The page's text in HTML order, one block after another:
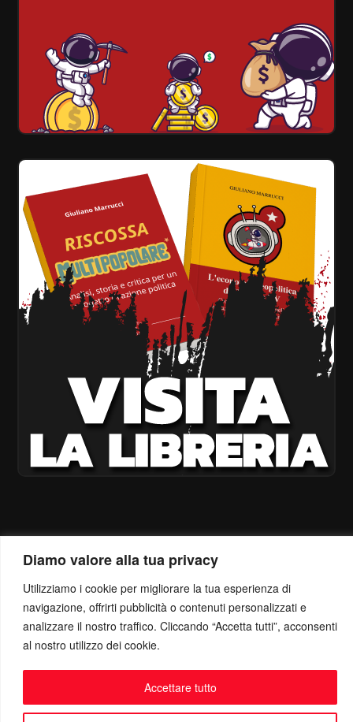
Diamo valore alla tua privacy
Utilizziamo i cookie per migliorare la tua esperienza di
navigazione, offrirti pubblicità o contenuti personalizzati e
analizzare il nostro traffico. Cliccando “Accetta tutti”, acconsenti
al nostro utilizzo dei cookie.
Accettare tutto